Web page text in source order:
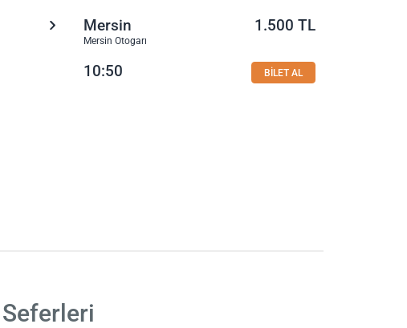
Mersin
Mersin Otogarı
1.500 TL
10:50 BİLET AL